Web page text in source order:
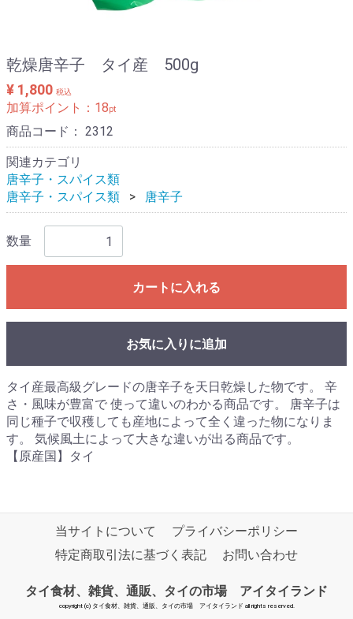
乾燥唐辛子 タイ産 500g
¥ 1,800 税込
加算ポイント： 18pt
商品コード： 2312
関連カテゴリ
唐辛子・スパイス類
唐辛子・スパイス類
唐辛子
数量
カートに入れる
お気に入りに追加
タイ産最高級グレードの唐辛子を天日乾燥した物です。 辛
さ・風味が豊富で 使って違いのわかる商品です。 唐辛子は
同じ種子で収穫しても産地によって全く違った物になりま
す。 気候風土によって大きな違いが出る商品です。
【原産国】タイ
当サイトについて
プライバシーポリシー
特定商取引法に基づく表記
お問い合わせ
タイ食材、雑貨、通販、タイの市場 アイタイランド
copyright (c) タイ食材、雑貨、通販、タイの市場 アイタイランド all rights reserved.